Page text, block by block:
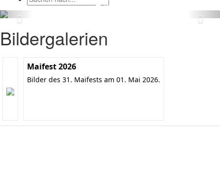
Bildergalerien
Maifest 2026
Bilder des 31. Maifests am 01. Mai 2026.